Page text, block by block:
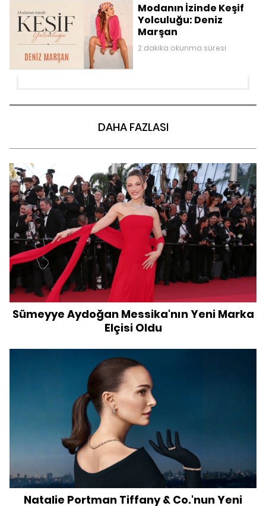
Modanın İzinde Keşif
Yolculuğu: Deniz
Marşan
2 dakika okunma süresi
DAHA FAZLASI
Sümeyye Aydoğan Messika'nın Yeni Marka
Elçisi Oldu
Natalie Portman Tiffany & Co.'nun Yeni